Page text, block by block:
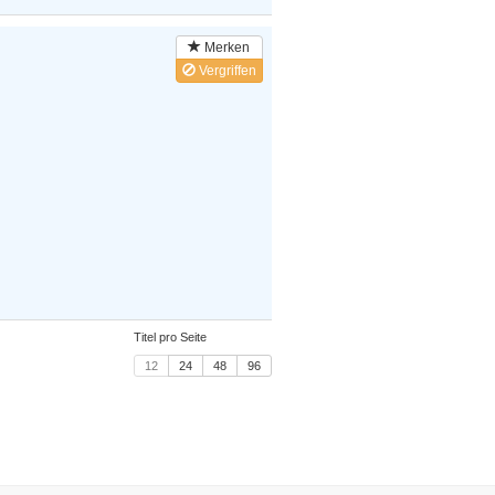
Merken
Vergriffen
Titel pro Seite
12 24 48 96